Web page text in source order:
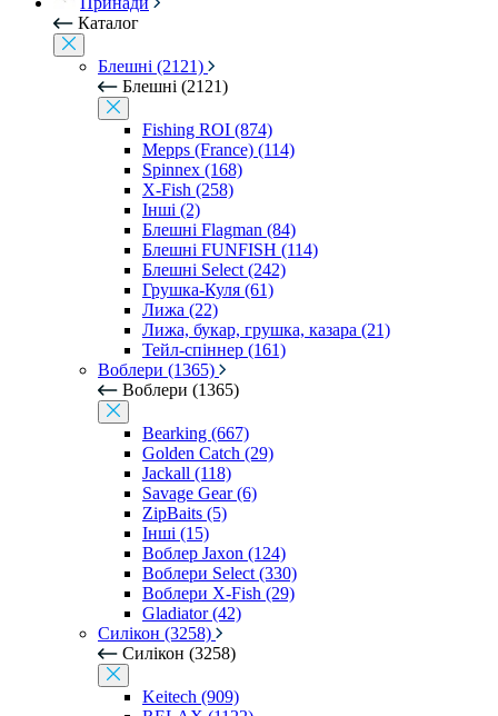
Каталог
Блешні (2121)
Блешні (2121)
Fishing ROI (874)
Mepps (France) (114)
Spinnex (168)
X-Fish (258)
Інші (2)
Блешні Flagman (84)
Блешні FUNFISH (114)
Блешні Select (242)
Грушка-Куля (61)
Лижа (22)
Лижа, букар, грушка, казара (21)
Тейл-спіннер (161)
Воблери (1365)
Воблери (1365)
Bearking (667)
Golden Catch (29)
Jackall (118)
Savage Gear (6)
ZipBaits (5)
Інші (15)
Воблер Jaxon (124)
Воблери Select (330)
Воблери X-Fish (29)
Gladiator (42)
Силікон (3258)
Силікон (3258)
Keitech (909)